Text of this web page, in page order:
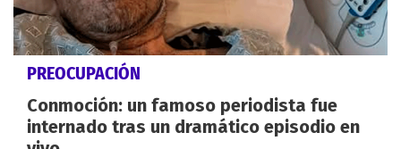
PREOCUPACIÓN
Conmoción: un famoso periodista fue
internado tras un dramático episodio en